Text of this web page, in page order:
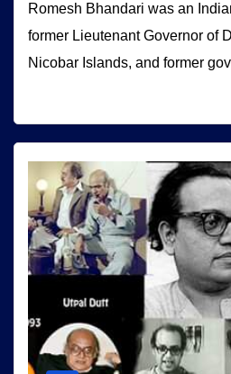
Romesh Bhandari was an
former Lieutenant Governor of
Nicobar Islands, and former